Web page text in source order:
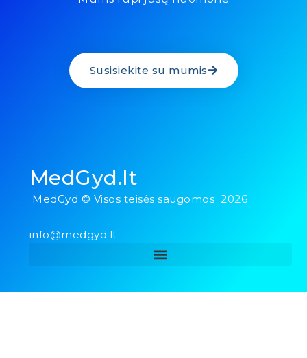
Susisiekite su mumis
MedGyd.lt
MedGyd © Visos teisės saugomos 2026
info@medgyd.lt